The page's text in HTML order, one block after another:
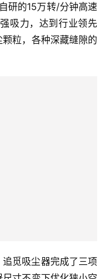
研的15万转/分钟高速
吸力，达到行业领先
粒，各种深藏缝隙的
觅吸尘器完成了三项